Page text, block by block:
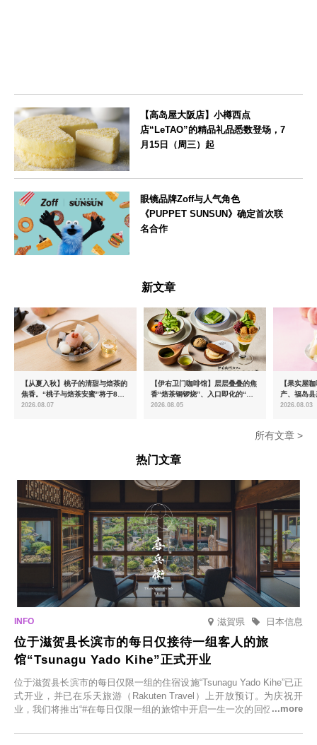
【高岛屋大阪店】小樽西点
店“LeTAO”的精品礼品悉数登场，7
月15日（周三）起
眼镜品牌Zoff与人气角色
《PUPPET SUNSUN》确定首次联
名合作
新文章
【从夏入秋】桃子的清甜与焙茶的
焦香。“桃子与焙茶安蜜”将于8月
中旬起限时发售
2026.08.07
【伊右卫门咖啡馆】层层叠叠的焦
香“焙茶铜锣烧”、入口即化的“宇
治抹茶提拉米苏”全新登场
2026.08.05
【果实屋
产、福岛
2026.08.03
所有文章 >
热门文章
滋賀県 日本信息
位于滋贺县长滨市的每日仅接待一组客人的旅
馆“Tsunagu Yado Kihe”正式开业
位于滋贺县长滨市的每日仅限一组的住宿设施“Tsunagu Yado Kihe”已正
式开业，并已在乐天旅游（Rakuten Travel）上开放预订。为庆祝开
业，我们将推出“#在每日仅限一组的旅馆中开启一生一次的回忆之旅”活
在此与重要之人共度一段难忘的特别时光。